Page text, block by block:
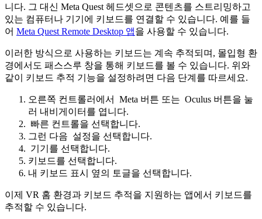
니다. 그 대신 Meta Quest 헤드셋으로 콘텐츠를 스트리밍하고
있는 컴퓨터나 기기에 키보드를 연결할 수 있습니다. 예를 들
어 Meta Quest Remote Desktop 앱을 사용할 수 있습니다.
이러한 방식으로 사용하는 키보드는 계속 추적되며, 몰입형 환
경에서도 패스스루 창을 통해 키보드를 볼 수 있습니다. 위와
같이 키보드 추적 기능을 설정하려면 다음 단계를 따르세요.
오른쪽 컨트롤러에서 Meta 버튼 또는 Oculus 버튼을 눌
러 내비게이터를 엽니다.
빠른 컨트롤을 선택합니다.
그런 다음 설정을 선택합니다.
기기 를 선택합니다.
키보드를 선택합니다.
내 키보드 표시
옆의 토글을 선택합니다.
이제 VR 홈 환경과 키보드 추적을 지원하는 앱에서 키보드를
추적할 수 있습니다.